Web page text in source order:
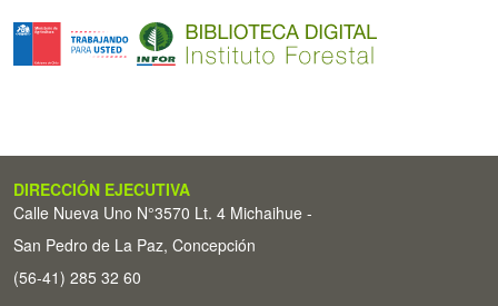
DIRECCIÓN EJECUTIVA
Calle Nueva Uno N°3570 Lt. 4 Michaihue -
San Pedro de La Paz, Concepción
(56-41) 285 32 60